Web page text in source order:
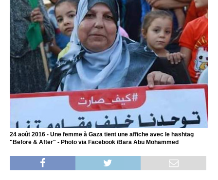
24 août 2016 - Une femme à Gaza tient une affiche avec le hashtag
"Before & After" - Photo via Facebook /Bara Abu Mohammed